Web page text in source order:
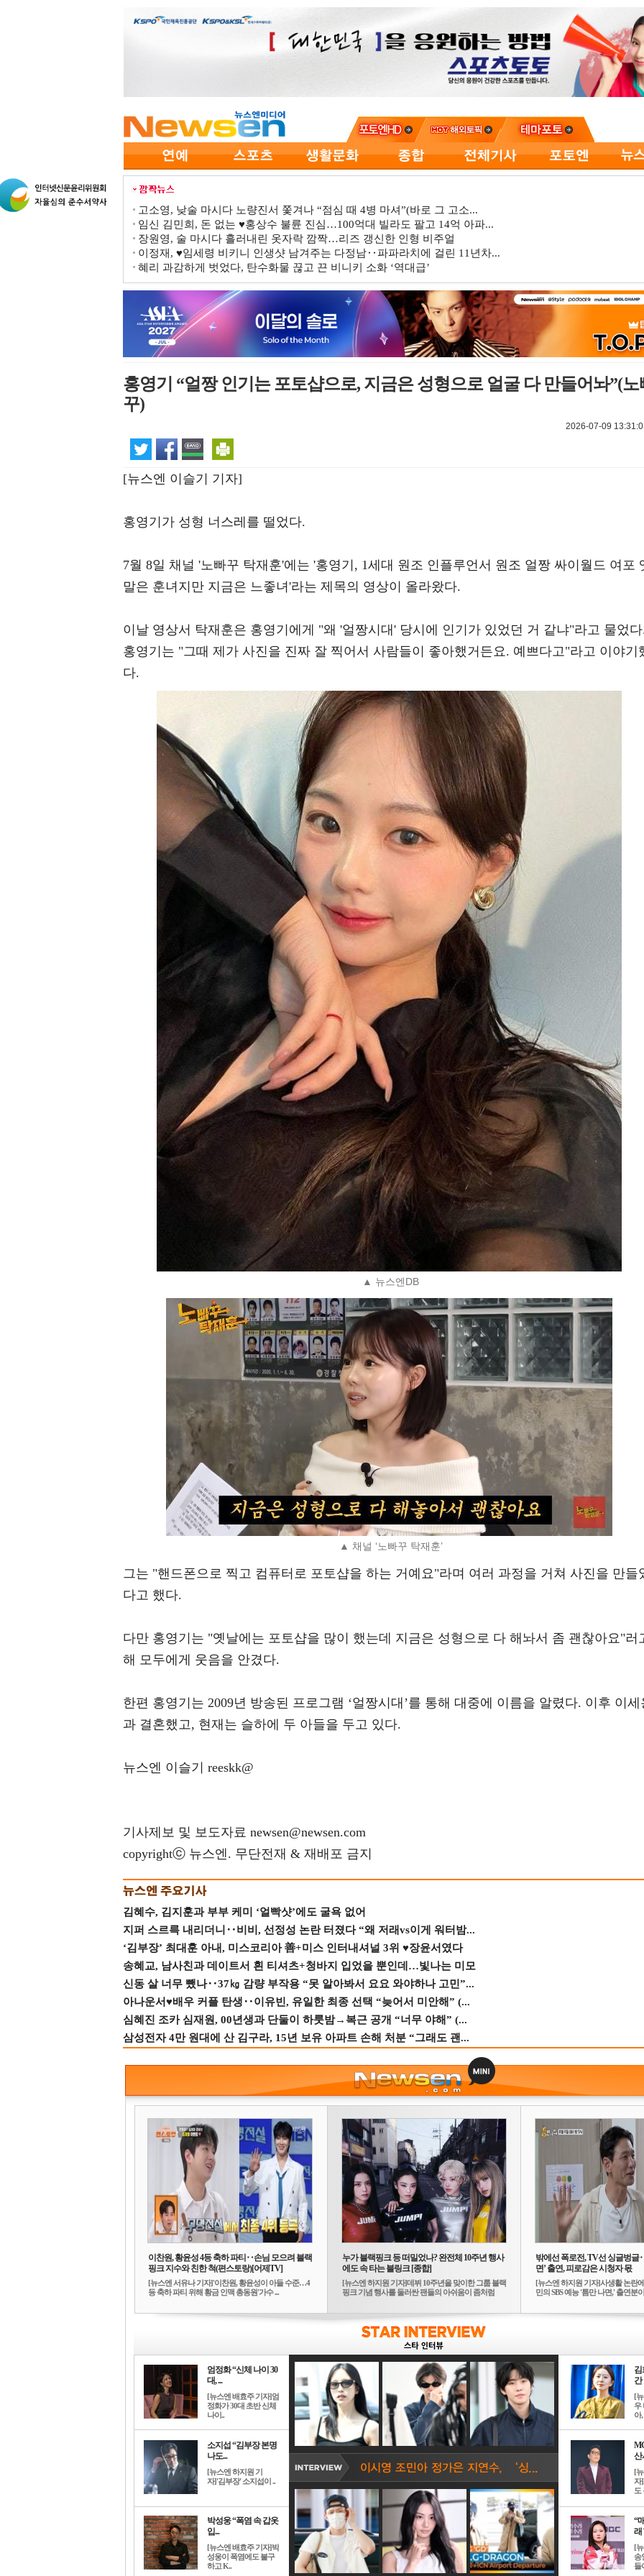
고소영, 낮술 마시다 노량진서 쫓겨나 “점심 때 4병 마셔”(바로 그 고소...
임신 김민희, 돈 없는 ♥홍상수 불륜 진심…100억대 빌라도 팔고 14억 아파...
장원영, 술 마시다 흘러내린 옷자락 깜짝…리즈 갱신한 인형 비주얼
이정재, ♥임세령 비키니 인생샷 남겨주는 다정남‥파파라치에 걸린 11년차...
혜리 과감하게 벗었다, 탄수화물 끊고 끈 비니키 소화 ‘역대급’
홍영기 “얼짱 인기는 포토샵으로, 지금은 성형으로 얼굴 다 만들어놔”(노
꾸)
2026-07-09
[뉴스엔 이슬기 기자]
홍영기가 성형 너스레를 떨었다.
7월 8일 채널 '노빠꾸 탁재훈'에는 '홍영기, 1세대 원조 인플루언서 원조 얼짱 싸이월드 여포
말은 훈녀지만 지금은 느좋녀'라는 제목의 영상이 올라왔다.
이날 영상서 탁재훈은 홍영기에게 "왜 '얼짱시대' 당시에 인기가 있었던 거 같냐"라고 물었
홍영기는 "그때 제가 사진을 진짜 잘 찍어서 사람들이 좋아했거든요. 예쁘다고"라고 이야기
다.
▲ 뉴스엔DB
▲ 채널 ‘노빠꾸 탁재훈’
그는 "핸드폰으로 찍고 컴퓨터로 포토샵을 하는 거예요"라며 여러 과정을 거쳐 사진을 만들
다고 했다.
다만 홍영기는 "옛날에는 포토샵을 많이 했는데 지금은 성형으로 다 해놔서 좀 괜찮아요"러
해 모두에게 웃음을 안겼다.
한편 홍영기는 2009년 방송된 프로그램 ‘얼짱시대’를 통해 대중에 이름을 알렸다. 이후 이세
과 결혼했고, 현재는 슬하에 두 아들을 두고 있다.
뉴스엔 이슬기 reeskk@
기사제보 및 보도자료 newsen@newsen.com
copyrightⓒ 뉴스엔. 무단전재 & 재배포 금지
김혜수, 김지훈과 부부 케미 ‘얼빡샷’에도 굴욕 없어
지퍼 스르륵 내리더니‥비비, 선정성 논란 터졌다 “왜 저래vs이게 워터밤...
‘김부장’ 최대훈 아내, 미스코리아 善+미스 인터내셔널 3위 ♥장윤서였다
송혜교, 남사친과 데이트서 흰 티셔츠+청바지 입었을 뿐인데…빛나는 미모
신동 살 너무 뺐나‥37㎏ 감량 부작용 “못 알아봐서 요요 와야하나 고민”...
아나운서♥배우 커플 탄생‥이유빈, 유일한 최종 선택 “늦어서 미안해” (...
심혜진 조카 심재원, 00년생과 단둘이 하룻밤→복근 공개 “너무 야해” (...
삼성전자 4만 원대에 산 김구라, 15년 보유 아파트 손해 처분 “그래도 괜...
이찬원, 황윤성 4등 축하 파티‥손님 모으려 블랙
핑크 지수와 친한 척(편스토랑)[어제TV]
[뉴스엔 서유나 기자]'이찬원, 황윤성이 아들 수준…4
등 축하 파티 위해 황금 인맥 총동원'가수 ...
누가 블랙핑크 등 떠밀었나? 완전체 10주년 행사
에도 속 타는 블링크 [종합]
[뉴스엔 하지원 기자]데뷔 10주년을 맞이한 그룹 블랙
핑크 기념 행사를 둘러싼 팬들의 아쉬움이 좀처럼
밖에선 폭로전, TV선 싱글벙글
면’ 출연, 피로감은 시청자 몫
[뉴스엔 하지원 기자]사생활 논란
민의 SBS 예능 '틈만 나면,' 출연분
엄정화 “신체 나이 30
대, ...
[뉴스엔 배효주 기자]엄
정화가 30대 초반 신체
나이..
소지섭 “김부장 본명
나도...
[뉴스엔 하지원 기
자]'김부장' 소지섭이 ..
박성웅 “폭염 속 갑옷
입...
[뉴스엔 배효주 기자]박
성웅이 폭염에도 불구
하고 K..
김
간
[
우
아,
산
[
자
도
“
래
[
송
들